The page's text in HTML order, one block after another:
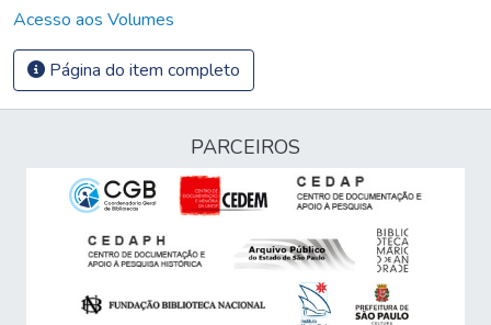
Acesso aos Volumes
Página do item completo
PARCEIROS